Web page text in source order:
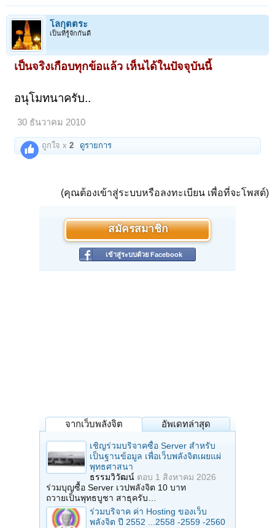
โลกุตตระ
เป็นที่รู้จักกันดี
เป็นจริงเกือบทุกข้อแล้ว เห็นได้ในปัจจุบันนี้
อนุโมทนาครับ..
30 ธันวาคม 2010
ถูกใจ x2 ดูรายการ
(คุณต้องเข้าสู่ระบบหรือลงทะเบียน เพื่อที่จะโพสต์)
สมัครสมาชิก
เข้าสู่ระบบด้วย Facebook
จากเว็บพลังจิต อัพเดทล่าสุด
เชิญร่วมบริจาคซื้อ Server สำหรับ
เป็นฐานข้อมูล เพื่อเว็บพลังจิตเผยแผ่
พุทธศาสนา
ธรรมวิวัฒน์ ตอบ 1 สิงหาคม 2026
ร่วมบุญซื้อ Server เวปพลังจิต 10 บาท
ถวายเป็นพุทธบูชา สาธุครับ…
ร่วมบริจาค ค่า Hosting ของเว็บ
พลังจิต ปี 2552 ...2558 -2559 -2560